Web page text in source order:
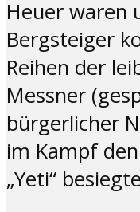
Heuer waren
Bergsteiger
Reihen der
Messner
bürgerlicher
im Kampf
„Yeti“